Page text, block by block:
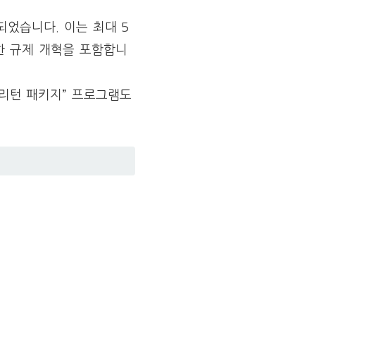
었습니다. 이는 최대 5
규제 개혁을 포함합니
턴 패키지” 프로그램도